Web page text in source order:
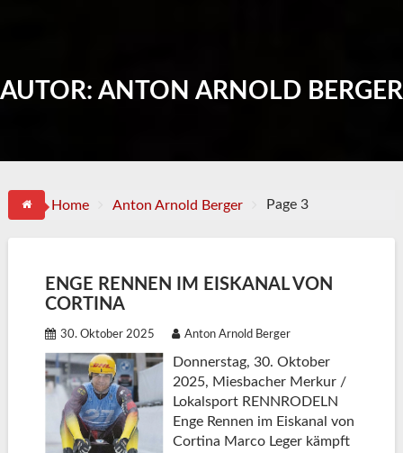
AUTOR: ANTON ARNOLD BERGER
Home Anton Arnold Berger Page 3
ENGE RENNEN IM EISKANAL VON
CORTINA
30. Oktober 2025 Anton Arnold Berger
Donnerstag, 30. Oktober
2025, Miesbacher Merkur /
Lokalsport RENNRODELN
Enge Rennen im Eiskanal von
Cortina Marco Leger kämpft